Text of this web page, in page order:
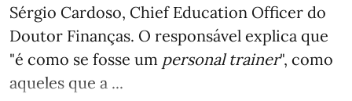
Sérgio Cardoso, Chief Education Officer do
Doutor Finanças. O responsável explica que
"é como se fosse um personal trainer", como
aqueles que a ...